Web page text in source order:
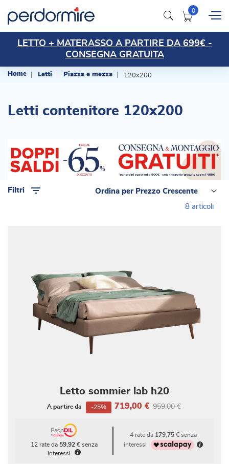
LETTO + MATERASSO A PARTIRE DA 699€ -
CONSEGNA GRATUITA
TRASPORTO gratuito per importi > 499€
Home Letti Piazza e mezza 120x200
Letti contenitore 120x200
Filtri
8 articoli
Letto sommier lab h20
A partire da 719,00 € 959,00 €
-25%
12 rate da 59,92 €senza
interessi
4 rate da 179,75 €senza
interessi